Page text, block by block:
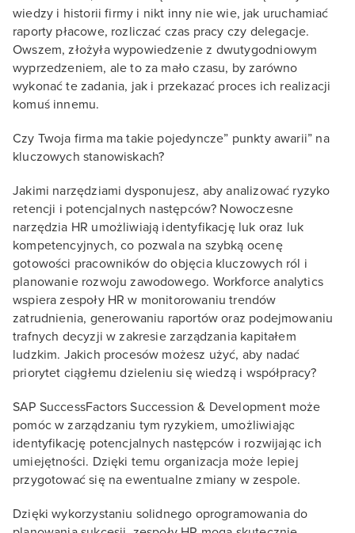
wiedzy i historii firmy i nikt inny nie wie, jak uruchamiać
raporty płacowe, rozliczać czas pracy czy delegacje.
Owszem, złożyła wypowiedzenie z dwutygodniowym
wyprzedzeniem, ale to za mało czasu, by zarówno
wykonać te zadania, jak i przekazać proces ich realizacji
komuś innemu.
Czy Twoja firma ma takie pojedyncze” punkty awarii” na
kluczowych stanowiskach?
Jakimi narzędziami dysponujesz, aby analizować ryzyko
retencji i potencjalnych następców? Nowoczesne
narzędzia HR umożliwiają identyfikację luk oraz luk
kompetencyjnych, co pozwala na szybką ocenę
gotowości pracowników do objęcia kluczowych ról i
planowanie rozwoju zawodowego. Workforce analytics
wspiera zespoły HR w monitorowaniu trendów
zatrudnienia, generowaniu raportów oraz podejmowaniu
trafnych decyzji w zakresie zarządzania kapitałem
ludzkim. Jakich procesów możesz użyć, aby nadać
priorytet ciągłemu dzieleniu się wiedzą i współpracy?
SAP SuccessFactors Succession & Development może
pomóc w zarządzaniu tym ryzykiem, umożliwiając
identyfikację potencjalnych następców i rozwijając ich
umiejętności. Dzięki temu organizacja może lepiej
przygotować się na ewentualne zmiany w zespole.
Dzięki wykorzystaniu solidnego oprogramowania do